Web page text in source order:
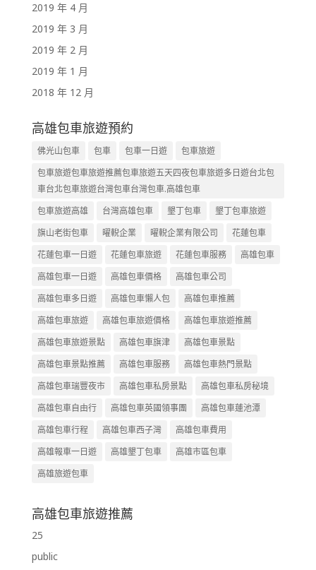
2019 年 4 月
2019 年 3 月
2019 年 2 月
2019 年 1 月
2018 年 12 月
高雄包車旅遊預約
佛光山包車 包車 包車一日遊
包車旅遊
包車旅遊包車旅遊推薦包車旅遊五天四夜包車旅遊多日遊台北包
車台北包車旅遊台灣包車台灣包車.高雄包車
包車旅遊高雄
台灣高雄包車 墾丁包車
墾丁包車旅遊
旗山老街包車
曜輗企業 曜輗企業有限公司
花蓮包車
花蓮包車一日遊
花蓮包車旅遊 花蓮包車服務
高雄包車
高雄包車一日遊
高雄包車價格
高雄包車公司
高雄包車多日遊
高雄包車懶人包
高雄包車推薦
高雄包車旅遊
高雄包車旅遊價格
高雄包車旅遊推薦
高雄包車旅遊景點
高雄包車旗津
高雄包車景點
高雄包車景點推薦
高雄包車服務
高雄包車熱門景點
高雄包車瑞豐夜市
高雄包車私房景點
高雄包車私房秘境
高雄包車自由行
高雄包車英國領事團
高雄包車蓮池潭
高雄包車行程
高雄包車西子灣
高雄包車費用
高雄報車一日遊
高雄墾丁包車
高雄市區包車
高雄旅遊包車
高雄包車旅遊推薦
25
public